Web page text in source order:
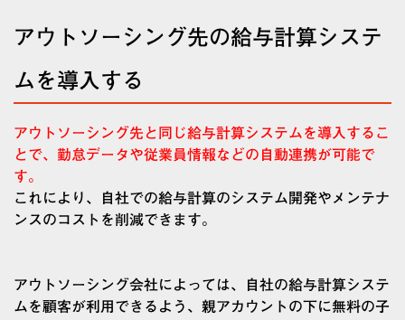
アウトソーシング先の給与計算システ
ムを導入する
アウトソーシング先と同じ給与計算システムを導入するこ
とで、勤怠データや従業員情報などの自動連携が可能で
す。
これにより、自社での給与計算のシステム開発やメンテナ
ンスのコストを削減できます。
アウトソーシング会社によっては、自社の給与計算システ
ムを顧客が利用できるよう、親アカウントの下に無料の子